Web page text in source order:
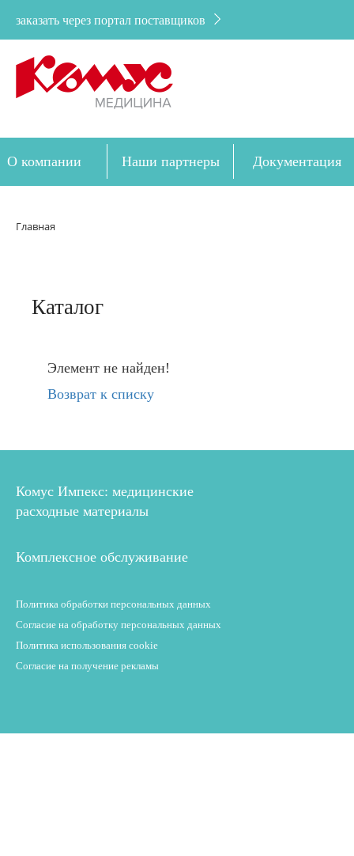
заказать через портал поставщиков
О компании Наши партнеры Документация
Главная
Каталог
Элемент не найден!
Возврат к списку
Комус Импекс: медицинские
расходные материалы
Комплексное обслуживание
Политика обработки персональных данных
Согласие на обработку персональных данных
Политика использования cookie
Согласие на получение рекламы